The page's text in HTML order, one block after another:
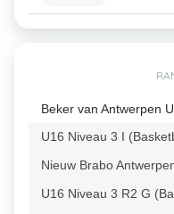
Beker van Antwerpen
U16 Niveau 3 I
Nieuw Brabo
U16 Niveau 3 R2 G